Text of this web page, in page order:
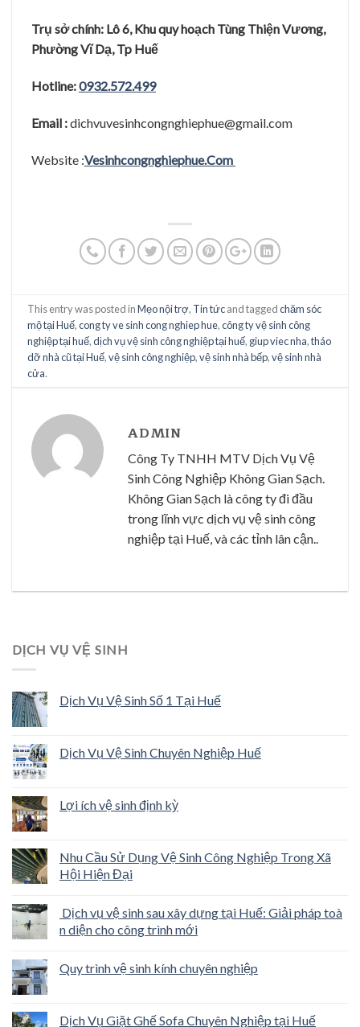
Trụ sở chính: Lô 6, Khu quy hoạch Tùng Thiện Vương,
Phường Vĩ Dạ, Tp Huế
Hotline:0932.572.499
Email :dichvuvesinhcongnghiephue@gmail.com
Website :Vesinhcongnghiephue.Com
This entry was posted inMẹo nội trợ, Tin tứcand taggedchăm sóc
mộ tại Huế,cong ty ve sinh cong nghiep hue,công ty vệ sinh công
nghiệp tại huế,dịch vụ vệ sinh công nghiệp tại huế, giup viec nha,tháo
dỡ nhà cũ tại Huế,vệ sinh công nghiệp,vệ sinh nhà bếp,vệ sinh nhà
cửa.
ADMIN
Công Ty TNHH MTV Dịch Vụ Vệ
Sinh Công Nghiệp Không Gian Sạch.
Không Gian Sạch là công ty đi đầu
trong lĩnh vực dịch vụ vệ sinh công
nghiệp tại Huế, và các tỉnh lân cận..
DỊCH VỤ VỆ SINH
Dịch Vụ Vệ Sinh Số 1 Tại Huế
Dịch Vụ Vệ Sinh Chuyên Nghiệp Huế
Lợi ích vệ sinh định kỳ
Nhu Cầu Sử Dụng Vệ Sinh Công Nghiệp Trong Xã
Hội Hiện Đại
Dịch vụ vệ sinh sau xây dựng tại Huế: Giải pháp toà
n diện cho công trình mới
Quy trình vệ sinh kính chuyên nghiệp
Dịch Vụ Giặt Ghế Sofa Chuyên Nghiệp tại Huế